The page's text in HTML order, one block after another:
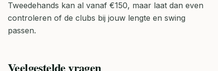
Tweedehands kan al vanaf €150, maar laat dan even
controleren of de clubs bij jouw lengte en swing
passen.
Veelgestelde vragen